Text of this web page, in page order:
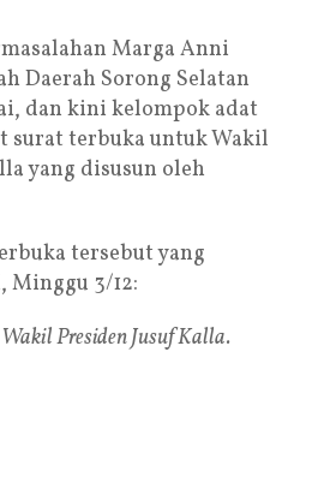
Marga Anni
Daerah Sorong Selatan
dan kini kelompok adat
surat terbuka untuk Wakil
yang disusun oleh
tersebut yang
3/12:
Presiden Jusuf Kalla.